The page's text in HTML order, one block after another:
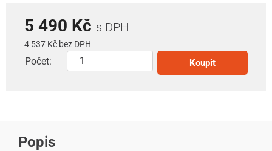
5 490 Kč s DPH
4 537 Kč bez DPH
Počet: Koupit
Popis